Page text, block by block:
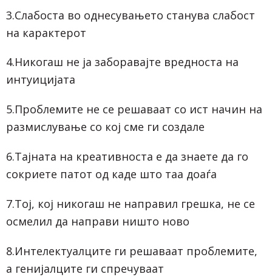
3.Слабоста во однесувањето станува слабост
на карактерот
4.Никогаш не ја заборавајте вредноста на
интуицијата
5.Проблемите не се решаваат со ист начин на
размислување со кој сме ги создале
6.Тајната на креативноста е да знаете да го
сокриете патот од каде што таа доаѓа
7.Тој, кој никогаш не направил грешка, не се
осмелил да направи ништо ново
8.Интелектуалците ги решаваат проблемите,
а генијалците ги спречуваат